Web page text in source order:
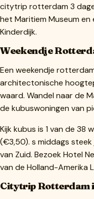
citytrip rotterdam 3
het Maritiem Museum
Kinderdijk.
Weekendje
Een weekendje
architectonische
waard. Wandel naar de
de kubuswoningen van
Kijk kubus is 1 van de 38
(€3,50). s middags steek
van Zuid. Bezoek Hotel
van de Holland-Amerika
Citytrip Rotterdam